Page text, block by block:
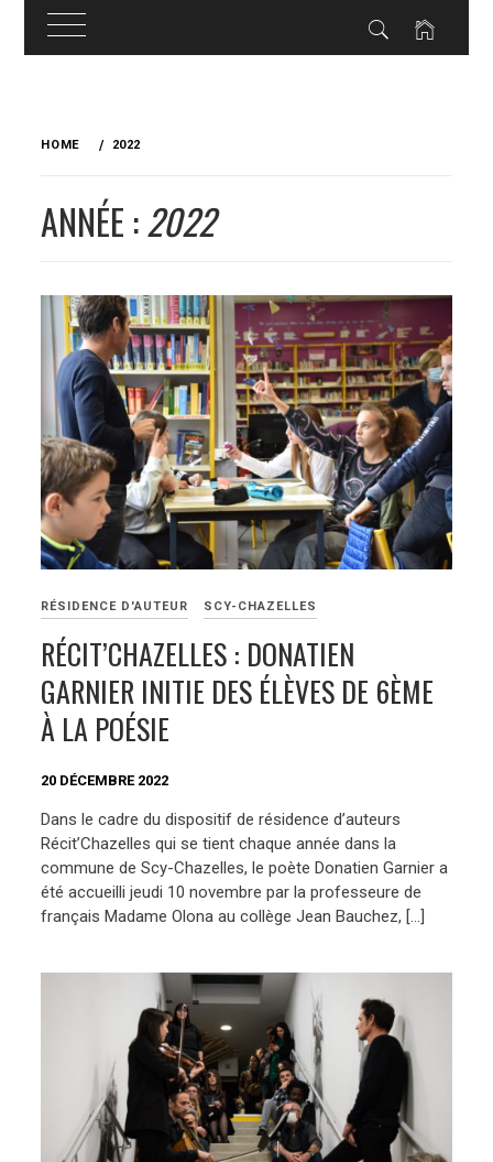
HOME 2022
ANNÉE :2022
RÉSIDENCE D'AUTEUR SCY-CHAZELLES
RÉCIT’CHAZELLES : DONATIEN
GARNIER INITIE DES ÉLÈVES DE 6ÈME
À LA POÉSIE
20 DÉCEMBRE 2022
Dans le cadre du dispositif de résidence d’auteurs
Récit’Chazelles qui se tient chaque année dans la
commune de Scy-Chazelles, le poète Donatien Garnier a
été accueilli jeudi 10 novembre par la professeure de
français Madame Olona au collège Jean Bauchez, […]